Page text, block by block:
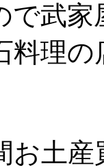
で武
料理
お土